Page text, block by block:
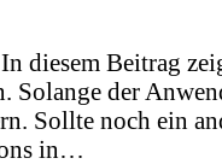
diesem Beitrag
Solange der
Sollte noch ein
in…